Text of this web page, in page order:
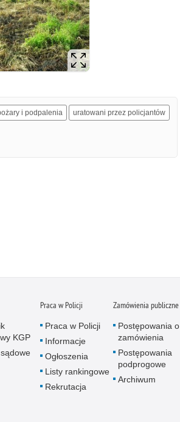
i podpalenia uratowani przez policjantów
KGP
Praca w Policji
Praca w Policji
Informacje
Ogłoszenia
Listy rankingowe
Rekrutacja
Zamówienia publiczne
Postępowania o
zamówienia
Postępowania
podprogowe
Archiwum